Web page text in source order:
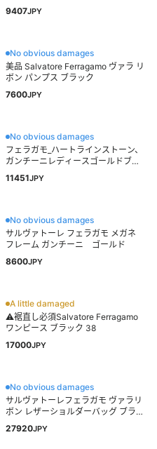
9407JPY
No obvious damages
美品 Salvatore Ferragamo ヴァラ リ
ボン パンプス ブラック
7600JPY
No obvious damages
フェラガモ_ハートラインストーン、
ガンチーニレディースゴールドブレ
11451JPY
No obvious damages
サルヴァトーレ フェラガモ メガネ
フレーム ガンチーニ ゴールド
8600JPY
A little damaged
⚠️裾直し必須Salvatore Ferragamo
ワンピース ブラック 38
17000JPY
No obvious damages
サルヴァトーレフェラガモ ヴァラリ
ボン レザーショルダーバッグ ブラッ
27920JPY